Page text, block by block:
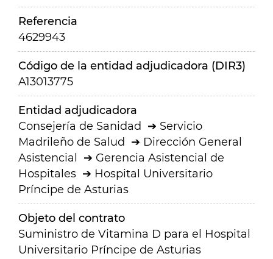
Referencia
4629943
Código de la entidad adjudicadora (DIR3)
A13013775
Entidad adjudicadora
Consejería de Sanidad
Servicio
Madrileño de Salud
Dirección General
Asistencial
Gerencia Asistencial de
Hospitales
Hospital Universitario
Príncipe de Asturias
Objeto del contrato
Suministro de Vitamina D para el Hospital
Universitario Príncipe de Asturias